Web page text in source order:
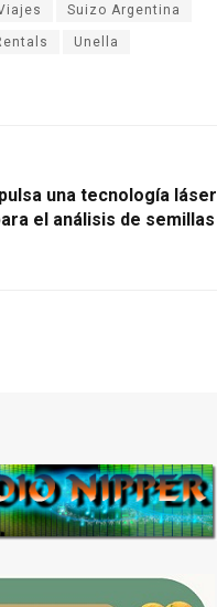
Suizo Argentina
Unella
una tecnología láser
el análisis de semillas